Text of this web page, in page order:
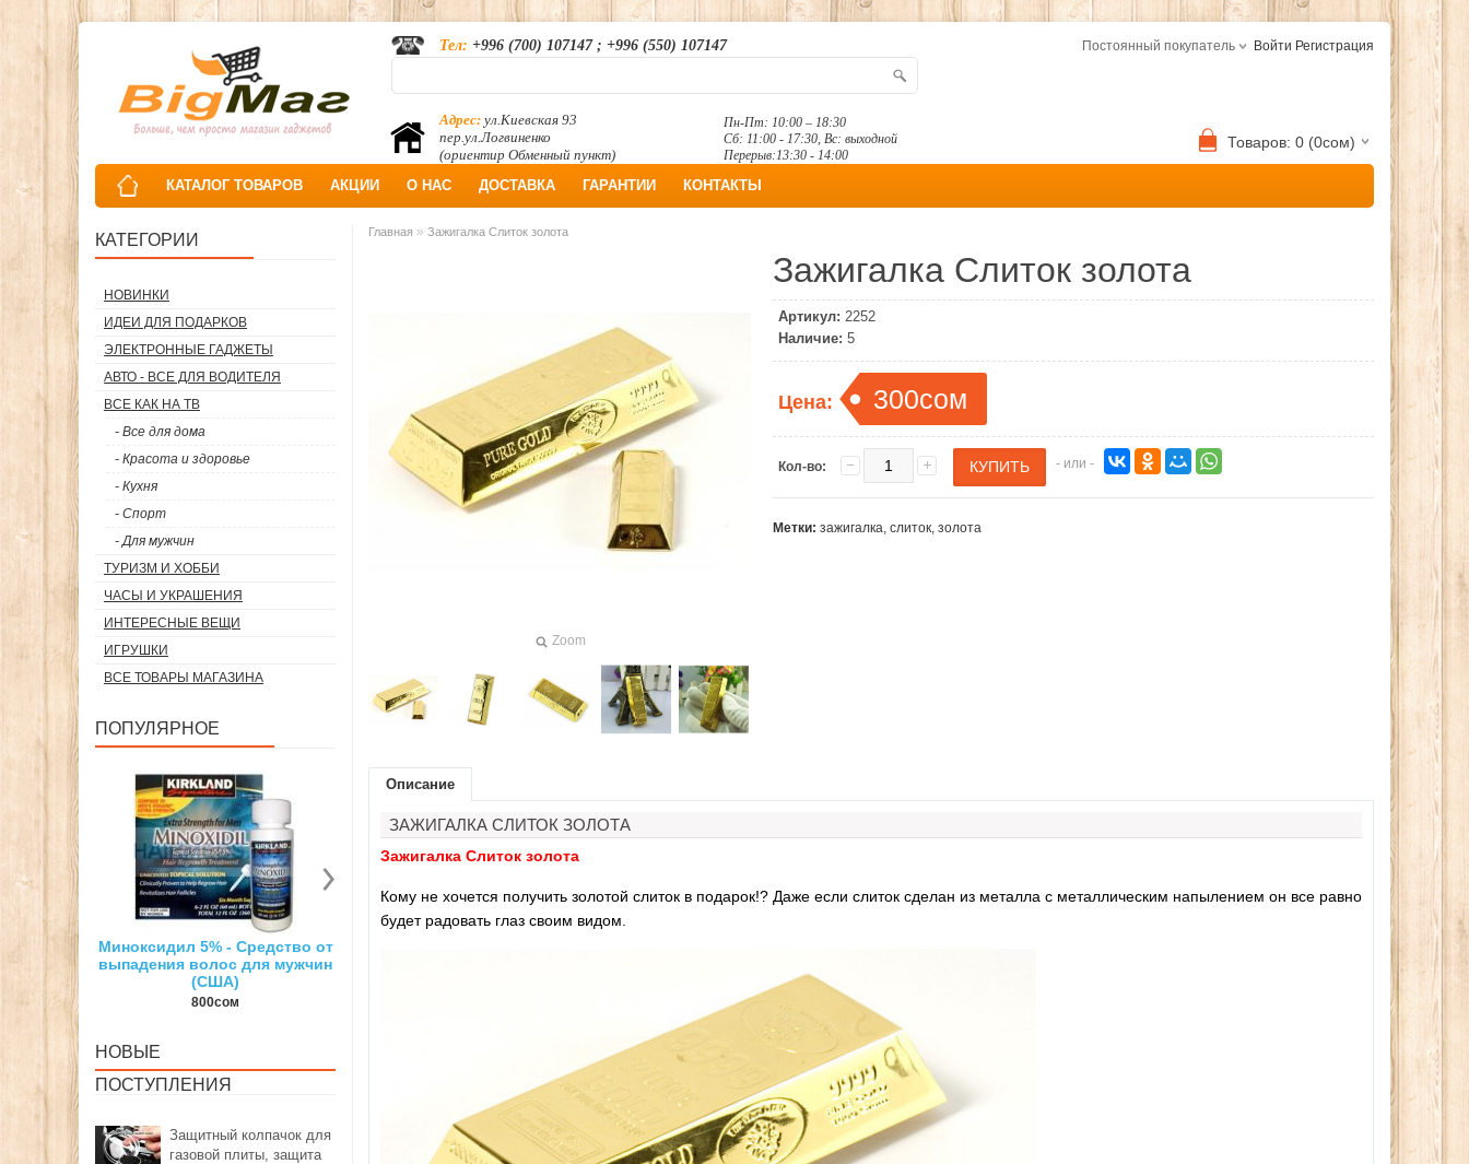
Постоянный покупатель Войти Регистрация
Адрес: ул.Киевская 93
пер.ул.Логвиненко
(ориентир Обменный пункт)
Тел: +996 (700) 107147 ; +996 (550) 107147
Пн-Пт: 10:00 – 18:30
Сб: 11:00 - 17:30, Вс: выходной
Перерыв:13:30 - 14:00
Товаров: 0 (0сом)
КАТАЛОГ ТОВАРОВ АКЦИИ О НАС ДОСТАВКА ГАРАНТИИ КОНТАКТЫ
КАТЕГОРИИ
НОВИНКИ
ИДЕИ ДЛЯ ПОДАРКОВ
ЭЛЕКТРОННЫЕ ГАДЖЕТЫ
АВТО - ВСЕ ДЛЯ ВОДИТЕЛЯ
ВСЕ КАК НА ТВ
- Все для дома
- Красота и здоровье
- Кухня
- Спорт
- Для мужчин
ТУРИЗМ И ХОББИ
ЧАСЫ И УКРАШЕНИЯ
ИНТЕРЕСНЫЕ ВЕЩИ
ИГРУШКИ
ВСЕ ТОВАРЫ МАГАЗИНА
ПОПУЛЯРНОЕ
- Средство от
для мужчин
Суперсильный неодимовый
магнит
150сом
Ледоступы,
обуви против
260сом
НОВЫЕ
ПОСТУПЛЕНИЯ
Защитный колпачок для
газовой плиты, защита
Главная » Зажигалка Слиток золота
Zoom
Зажигалка Слиток золота
Артикул: 2252
Наличие: 5
Цена: 300сом
Кол-во: - или -
Метки: зажигалка, слиток, золота
Описание
ЗАЖИГАЛКА СЛИТОК ЗОЛОТА
Зажигалка Слиток золота
Кому не хочется получить золотой слиток в подарок!? Даже если слиток сделан из металла с металлическим напылением он все равно
будет радовать глаз своим видом.